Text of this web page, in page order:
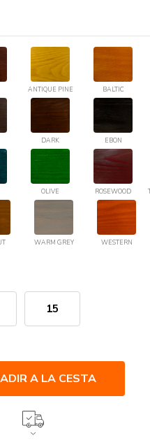
ANTIQUE PINE BALTIC
DARK EBON
OLIVE ROSEWOOD
WARM GREY WESTERN
15
A LA CESTA